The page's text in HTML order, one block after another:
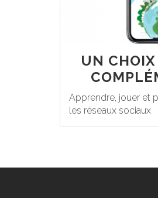
UN CHOIX
Apprendre, jouer et
les réseaux sociaux